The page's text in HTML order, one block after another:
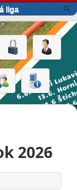
liga
2026